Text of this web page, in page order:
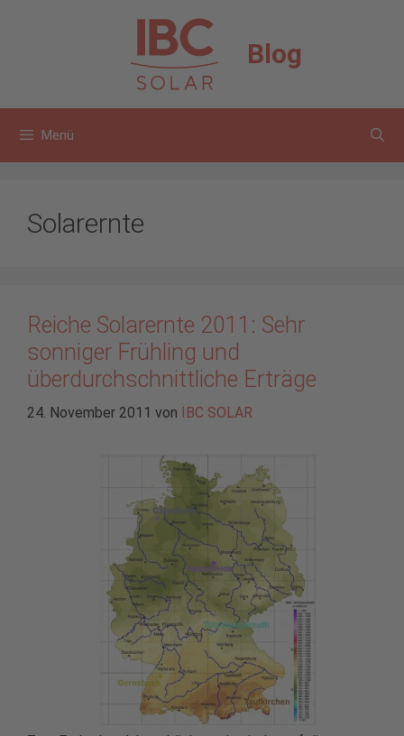
Blog
Menü
Solarernte
Reiche Solarernte 2011: Sehr
sonniger Frühling und
überdurchschnittliche Erträge
24. November 2011 von IBC SOLAR